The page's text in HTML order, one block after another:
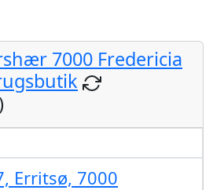
7000 Fredericia
Erritsø, 7000